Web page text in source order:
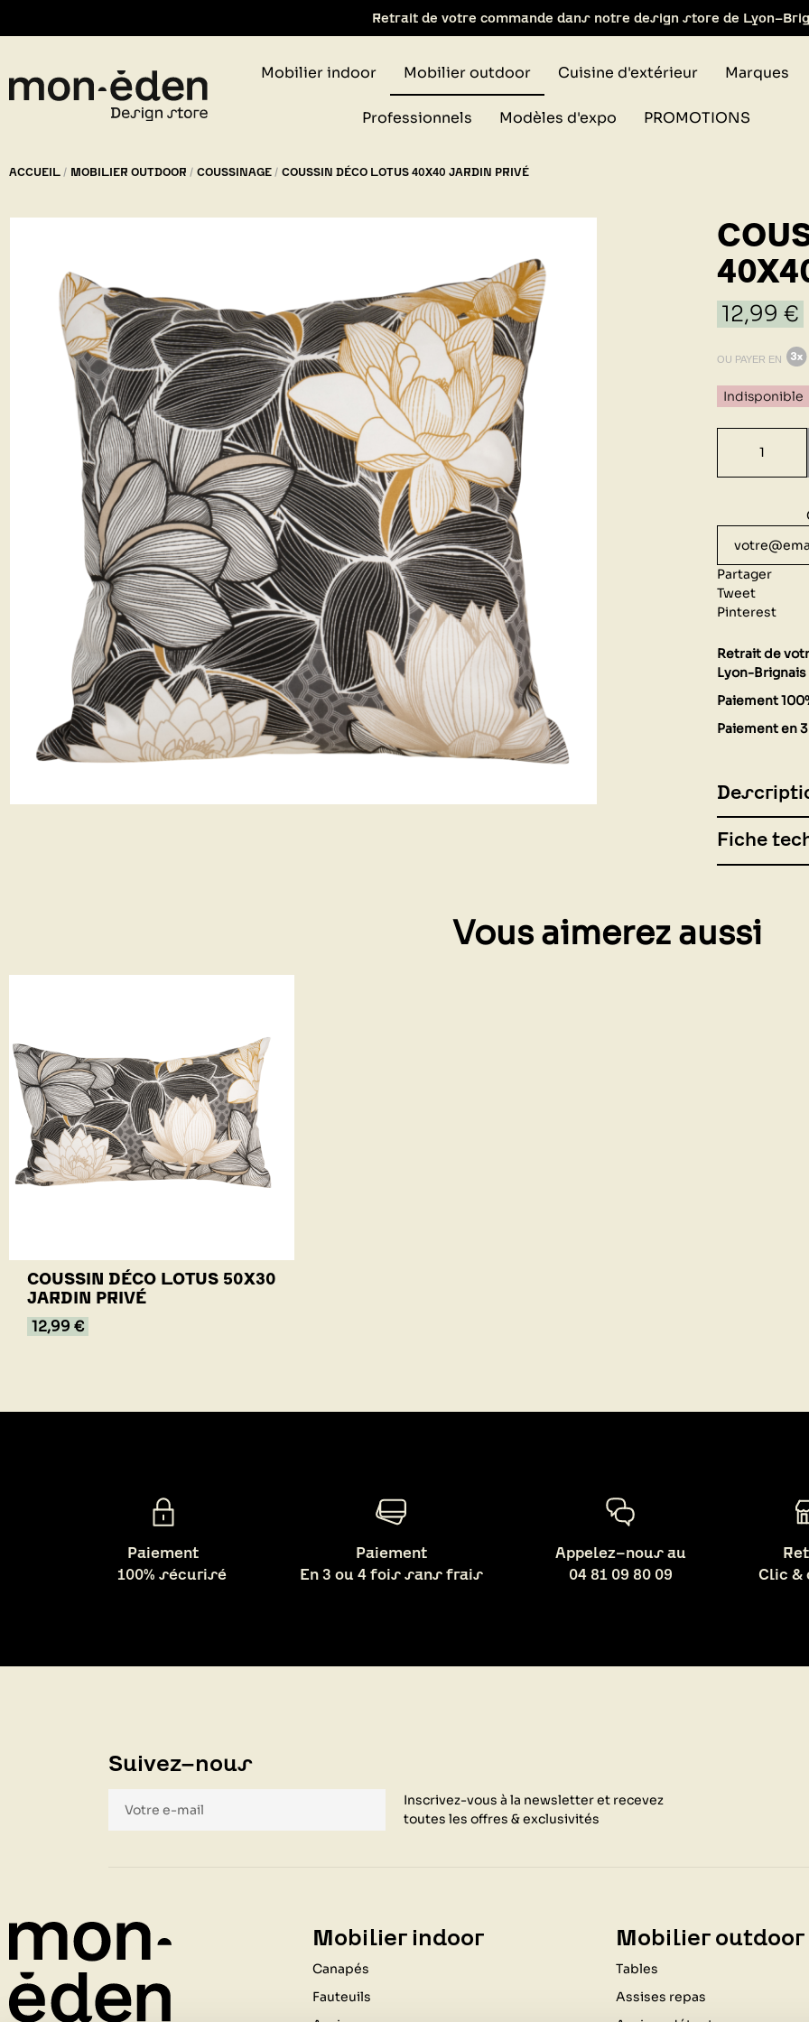
Retrait de votre commande dans notre design store de Lyon-
Mobilier indoor Mobilier outdoor Cuisine d'extérieur Marques
Professionnels Modèles d'expo PROMOTIONS
ACCUEIL MOBILIER OUTDOOR COUSSINAGE COUSSIN DÉCO LOTUS 40X40 JARDIN PRIVÉ
12,99 €
OU PAYER EN
Indisponible
Partager
Tweet
Pinterest
Retrait de
Lyon-Brignais
Paiement
Paiement en
Fiche
Vous aimerez aussi
COUSSIN DÉCO LOTUS 50X30
JARDIN PRIVÉ
12,99 €
Paiement
100% sécurisé
Paiement
En 3 ou 4 fois sans frais
Appelez-nous au
04 81 09 80 09
Clic &
Suivez-nous
Inscrivez-vous à la newsletter et recevez
toutes les offres & exclusivités
Mobilier indoor
Canapés
Fauteuils
Mobilier outdoor
Tables
Assises repas